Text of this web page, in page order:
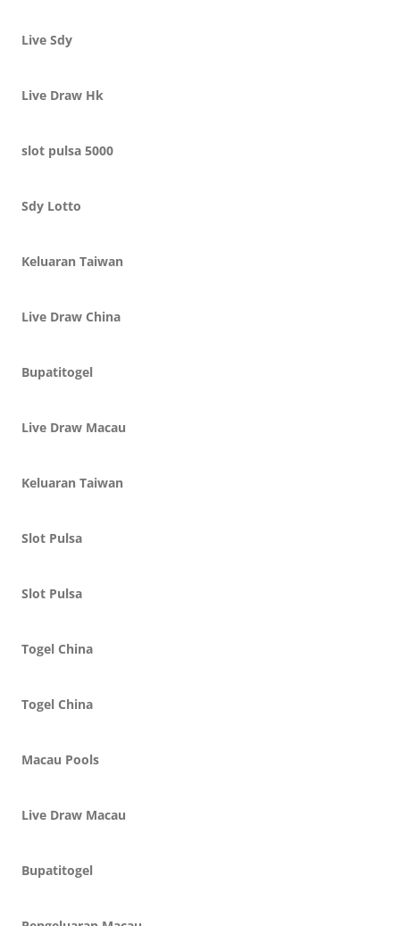
Live Sdy
Live Draw Hk
slot pulsa 5000
Sdy Lotto
Keluaran Taiwan
Live Draw China
Bupatitogel
Live Draw Macau
Keluaran Taiwan
Slot Pulsa
Slot Pulsa
Togel China
Togel China
Macau Pools
Live Draw Macau
Bupatitogel